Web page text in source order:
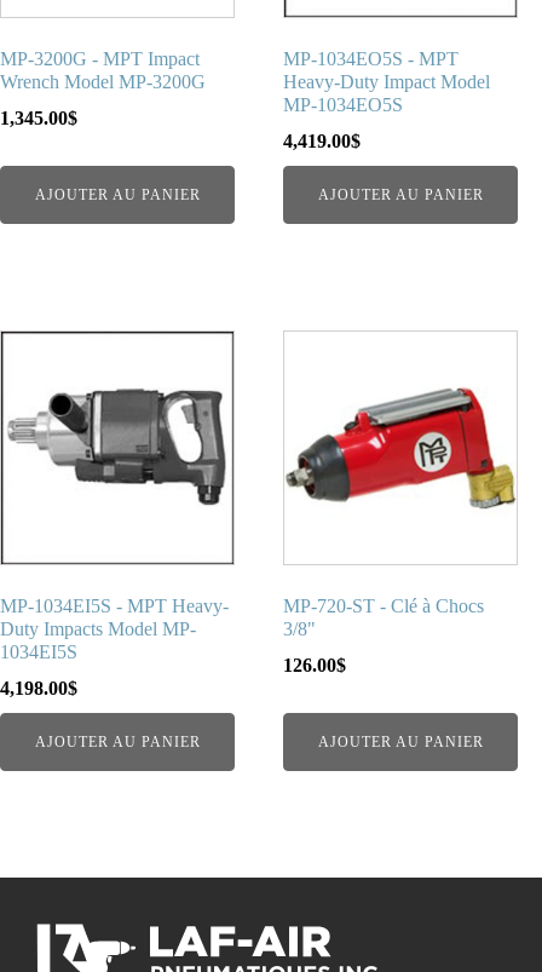
MP-3200G - MPT Impact
Wrench Model MP-3200G
1,345.00$
AJOUTER AU PANIER
MP-1034EO5S - MPT
Heavy-Duty Impact Model
MP-1034EO5S
4,419.00$
AJOUTER AU PANIER
MP-1034EI5S - MPT Heavy-
Duty Impacts Model MP-
1034EI5S
4,198.00$
AJOUTER AU PANIER
MP-720-ST - Clé à Chocs
3/8"
126.00$
AJOUTER AU PANIER